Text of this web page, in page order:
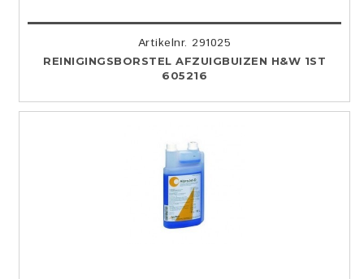
Artikelnr. 291025
REINIGINGSBORSTEL AFZUIGBUIZEN H&W 1ST
605216